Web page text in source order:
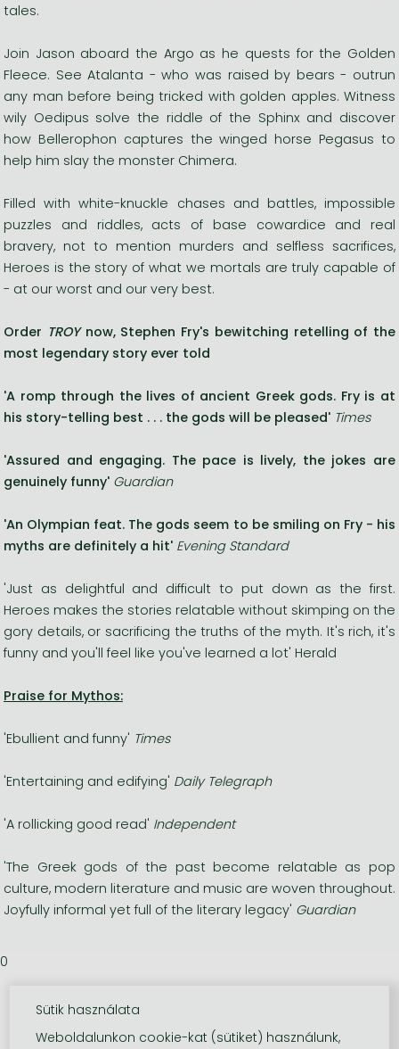
tales.
Join Jason aboard the Argo as he quests for the Golden
Fleece. See Atalanta - who was raised by bears - outrun
any man before being tricked with golden apples. Witness
wily Oedipus solve the riddle of the Sphinx and discover
how Bellerophon captures the winged horse Pegasus to
help him slay the monster Chimera.
Filled with white-knuckle chases and battles, impossible
puzzles and riddles, acts of base cowardice and real
bravery, not to mention murders and selfless sacrifices,
Heroes is the story of what we mortals are truly capable of
- at our worst and our very best.
Order TROY now,Stephen Fry's bewitching retelling of the
most legendary story ever told
'A romp through the lives of ancient Greek gods. Fry is at
his story-telling best . . . the gods will be pleased' Times
'Assured and engaging. The pace is lively, the jokes are
genuinely funny' Guardian
'An Olympian feat. The gods seem to be smiling on Fry - his
myths are definitely a hit' Evening Standard
'Just as delightful and difficult to put down as the first.
Heroes makes the stories relatable without skimping on the
gory details, or sacrificing the truths of the myth. It's rich, it's
funny and you'll feel like you've learned a lot' Herald
Praise for Mythos:
'Ebullient and funny' Times
'Entertaining and edifying' Daily Telegraph
'A rollicking good read' Independent
'The Greek gods of the past become relatable as pop
culture, modern literature and music are woven throughout.
Joyfully informal yet full of the literary legacy' Guardian
0
Sütik használata
Weboldalunkon cookie-kat (sütiket) használunk,